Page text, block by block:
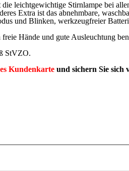
leichtgewichtige Stirnlampe bei
Extra ist das abnehmbare,
und Blinken, werkzeugfreier
Hände und gute Ausleuchtung
StVZO.
Kundenkarte und sichern Sie sich